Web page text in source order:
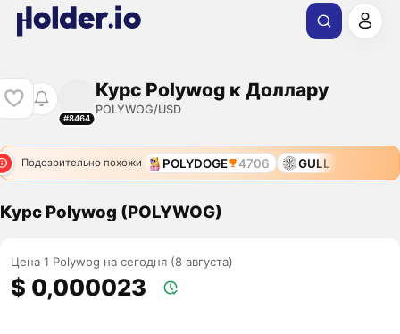
#8464
Курс Polywog к Доллару
POLYWOG/USD
Подозрительно похожи POLYDOGE 4706 GULL
Курс Polywog (POLYWOG)
Цена 1 Polywog на сегодня (8 августа)
$ 0,000023